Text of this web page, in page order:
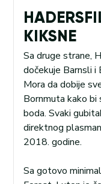
KIKSNE
Sa druge strane,
dočekuje Barnsli
Mora da dobije
Bornmuta kako
boda. Svaki
direktnog
2018. godine.
Sa gotovo